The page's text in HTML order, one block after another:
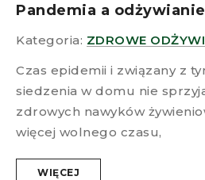
Pandemia a odżywianie
Kategoria: ZDROWE
Czas epidemii i związany z
siedzenia w domu nie
zdrowych nawyków
więcej wolnego czasu,
WIĘCEJ